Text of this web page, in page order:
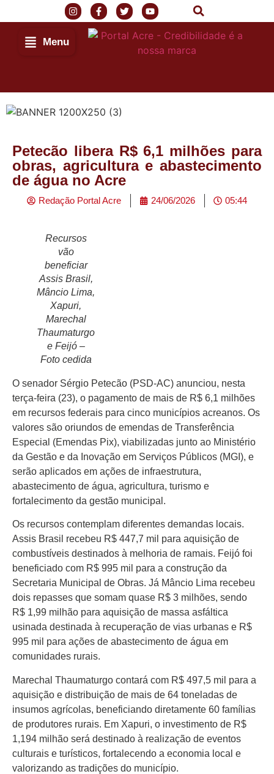
Menu
Início
Últimas
Notícias
Agenda
Cultural
Política
Economia
Atos Oficiais
Atualidades
Blogs e
Colunas
Especiais
Gastronomia
TV Portal
Sobre o
Portal Acre
Expediente
Política de
privacidade
Fale com
Portal Acre
Petecão libera R$ 6,1 milhões para
obras, agricultura e abastecimento
de água no Acre
Redação Portal Acre 24/06/2026 05:44
Recursos
vão
beneficiar
Assis Brasil,
Mâncio Lima,
Xapuri,
Marechal
Thaumaturgo
e Feijó –
Foto cedida
O senador Sérgio Petecão (PSD-AC) anunciou, nesta
terça-feira (23), o pagamento de mais de R$ 6,1 milhões
em recursos federais para cinco municípios acreanos. Os
valores são oriundos de emendas de Transferência
Especial (Emendas Pix), viabilizadas junto ao Ministério
da Gestão e da Inovação em Serviços Públicos (MGI), e
serão aplicados em ações de infraestrutura,
abastecimento de água, agricultura, turismo e
fortalecimento da gestão municipal.
Os recursos contemplam diferentes demandas locais.
Assis Brasil recebeu R$ 447,7 mil para aquisição de
combustíveis destinados à melhoria de ramais. Feijó foi
beneficiado com R$ 995 mil para a construção da
Secretaria Municipal de Obras. Já Mâncio Lima recebeu
dois repasses que somam quase R$ 3 milhões, sendo
R$ 1,99 milhão para aquisição de massa asfáltica
usinada destinada à recuperação de vias urbanas e R$
995 mil para ações de abastecimento de água em
comunidades rurais.
Marechal Thaumaturgo contará com R$ 497,5 mil para a
aquisição e distribuição de mais de 64 toneladas de
insumos agrícolas, beneficiando diretamente 60 famílias
de produtores rurais. Em Xapuri, o investimento de R$
1,194 milhão será destinado à realização de eventos
culturais e turísticos, fortalecendo a economia local e
valorizando as tradições do município.